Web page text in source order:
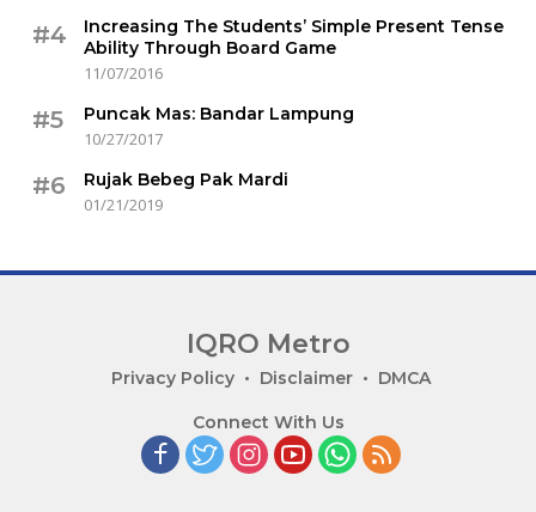
#4
Increasing The Students’ Simple Present Tense
Ability Through Board Game
11/07/2016
#5
Puncak Mas: Bandar Lampung
10/27/2017
#6
Rujak Bebeg Pak Mardi
01/21/2019
IQRO Metro
Privacy Policy Disclaimer DMCA
Connect With Us